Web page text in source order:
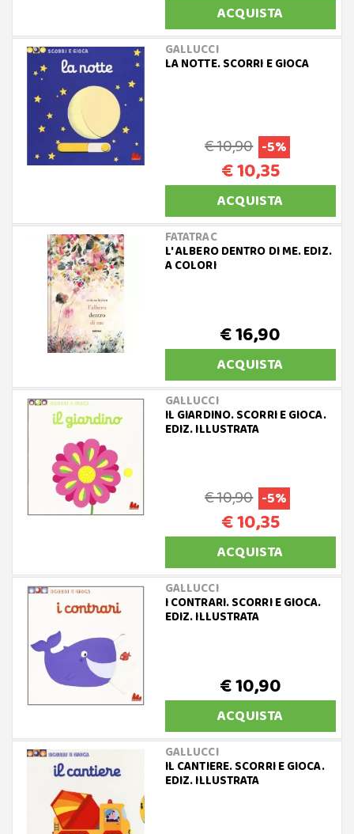
ACQUISTA
GALLUCCI
LA NOTTE. SCORRI E GIOCA
€ 10,90 -5%
€ 10,35
ACQUISTA
FATATRAC
L' ALBERO DENTRO DI ME. EDIZ.
A COLORI
€ 16,90
ACQUISTA
GALLUCCI
IL GIARDINO. SCORRI E GIOCA.
EDIZ. ILLUSTRATA
€ 10,90 -5%
€ 10,35
ACQUISTA
GALLUCCI
I CONTRARI. SCORRI E GIOCA.
EDIZ. ILLUSTRATA
€ 10,90
ACQUISTA
GALLUCCI
IL CANTIERE. SCORRI E GIOCA.
EDIZ. ILLUSTRATA